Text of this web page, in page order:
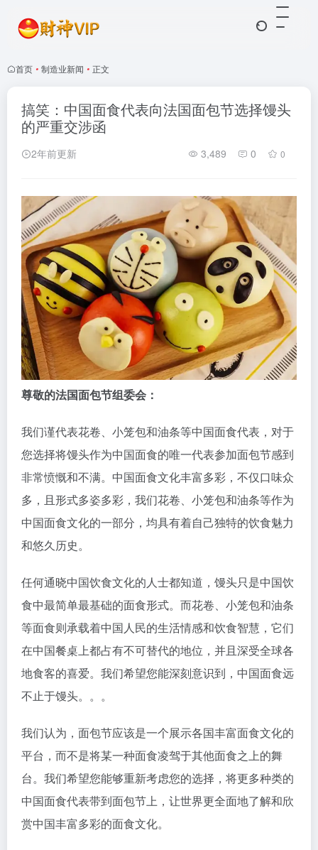
首页 • 制造业新闻 • 正文
搞笑：中国面食代表向法国面包节选择馒头
的严重交涉函
2年前更新 3,489 0 0
尊敬的法国面包节组委会：
我们谨代表花卷、小笼包和油条等中国面食代表，对于
您选择将馒头作为中国面食的唯一代表参加面包节感到
非常愤慨和不满。中国面食文化丰富多彩，不仅口味众
多，且形式多姿多彩，我们花卷、小笼包和油条等作为
中国面食文化的一部分，均具有着自己独特的饮食魅力
和悠久历史。
任何通晓中国饮食文化的人士都知道，馒头只是中国饮
食中最简单最基础的面食形式。而花卷、小笼包和油条
等面食则承载着中国人民的生活情感和饮食智慧，它们
在中国餐桌上都占有不可替代的地位，并且深受全球各
地食客的喜爱。我们希望您能深刻意识到，中国面食远
不止于馒头。。。
我们认为，面包节应该是一个展示各国丰富面食文化的
平台，而不是将某一种面食凌驾于其他面食之上的舞
台。我们希望您能够重新考虑您的选择，将更多种类的
中国面食代表带到面包节上，让世界更全面地了解和欣
赏中国丰富多彩的面食文化。